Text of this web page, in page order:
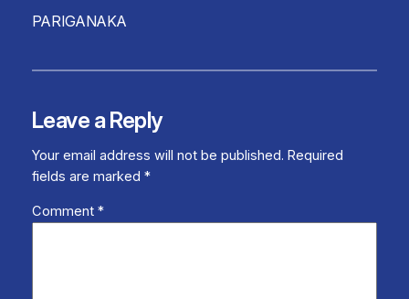
PARIGANAKA
Leave a Reply
Your email address will not be published. Required
fields are marked *
Comment *